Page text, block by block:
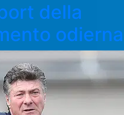
della
odierna